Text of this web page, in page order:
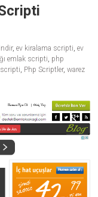
,ev kiralama scripti,ev
emlak scripti, php
, Php Scriptler,warez